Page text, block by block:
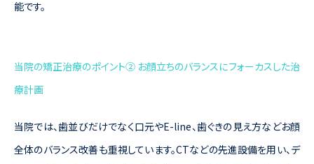
能です。
当院の矯正治療のポイント② お顔立ちのバランスにフォーカスした治
療計画
当院では、歯並びだけでなく口元やE-line、歯ぐきの見え方などお顔
全体のバランス改善も重視しています。CTなどの先進設備を用い、デ